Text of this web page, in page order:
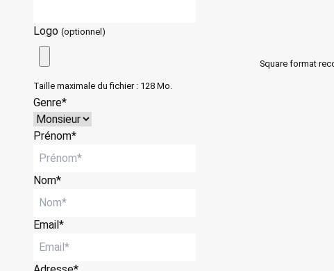
Logo (optionnel)
Square format
Taille maximale du fichier : 128 Mo.
Genre*
Prénom*
Nom*
Email*